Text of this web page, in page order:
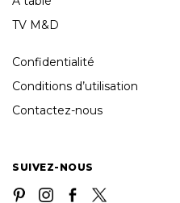
TV M&D
Confidentialité
Conditions d’utilisation
Contactez-nous
SUIVEZ-NOUS